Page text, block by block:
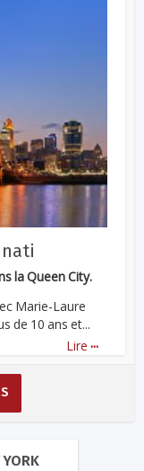
la Queen City.
Marie-Laure
de 10 ans et...
Lire ...
YORK